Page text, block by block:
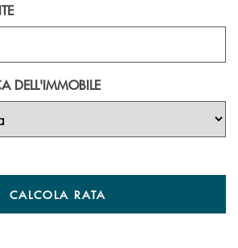
DELL'IMMOBILE
CALCOLA RATA